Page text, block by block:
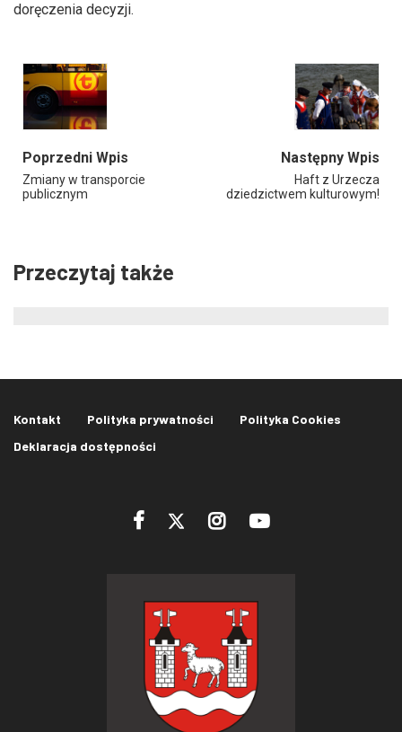
doręczenia decyzji.
Poprzedni Wpis
Zmiany w transporcie
publicznym
Następny Wpis
Haft z Urzecza
dziedzictwem kulturowym!
Przeczytaj także
Kontakt Polityka prywatności
Polityka Cookies
Deklaracja dostępności